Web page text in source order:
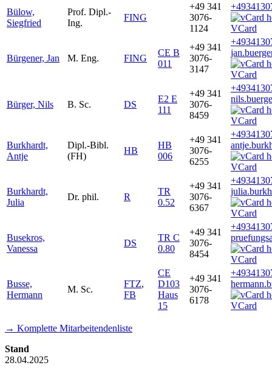
Bülow,
Siegfried
Prof. Dipl.-
Ing.
FING
+49 341
3076-
1124
VCard
Bürgener, Jan M. Eng. FING
CE B
011
+49 341
3076-
3147
VCard
Bürger, Nils B. Sc. DS
E2 E
111
+49 341
3076-
8459
VCard
Burkhardt,
Antje
Dipl.-Bibl.
(FH)
HB
HB
006
+49 341
3076-
6255
VCard
Burkhardt,
Julia
Dr. phil. R
TR
0.52
+49 341
3076-
6367
VCard
Busekros,
Vanessa
DS
TR C
0.80
+49 341
3076-
8454
VCard
Busse,
Hermann
M. Sc.
FTZ,
FB
CE
D103
Haus
15
+49 341
3076-
6178
VCard
→ Komplette Mitarbeitendenliste
Stand
28.04.2025